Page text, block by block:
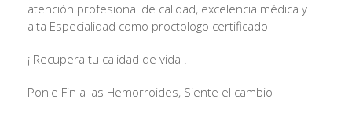
atención profesional de calidad, excelencia médica y
alta Especialidad como proctologo certificado
¡ Recupera tu calidad de vida !
Ponle Fin a las Hemorroides, Siente el cambio